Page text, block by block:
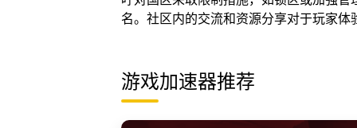
名。社区内的交流和资源分享对于玩家
游戏加速器推荐